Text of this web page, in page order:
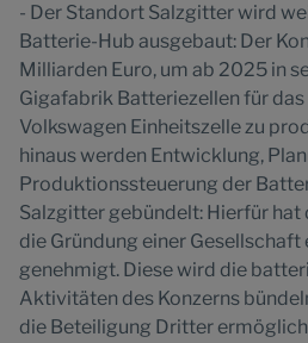
- Der Standort Salzgitter wird
Batterie-Hub ausgebaut: Der
Milliarden Euro, um ab 2025 in
Gigafabrik Batteriezellen für
Volkswagen Einheitszelle zu
hinaus werden Entwicklung,
Produktionssteuerung der
Salzgitter gebündelt: Hierfür
die Gründung einer
genehmigt. Diese wird die
Aktivitäten des Konzerns
die Beteiligung Dritter